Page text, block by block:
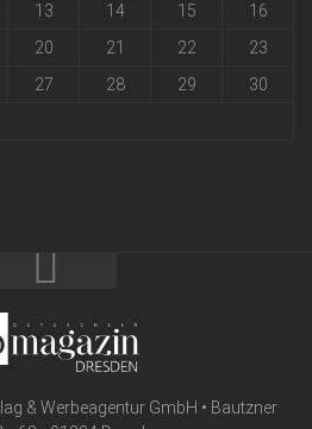
13 14 15
16
20 21 22
23
27 28 29
30
& Werbeagentur GmbH • Bautzner